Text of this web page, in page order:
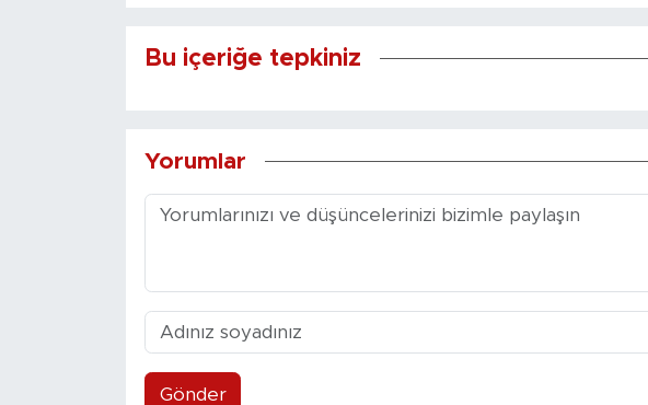
Bu içeriğe tepkiniz
Yorumlar
Gönder